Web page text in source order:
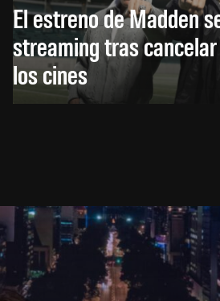
El estreno de Madden
streaming tras
los cines